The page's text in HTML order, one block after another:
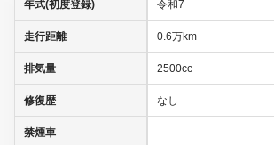
年式(初度登録) 令和7
走行距離 0.6万km
排気量 2500cc
修復歴 なし
禁煙車 -